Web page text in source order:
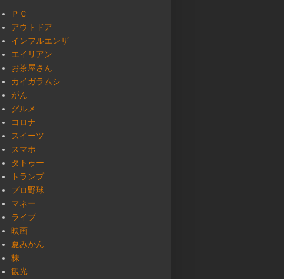
ＰＣ
アウトドア
インフルエンザ
エイリアン
お茶屋さん
カイガラムシ
がん
グルメ
コロナ
スイーツ
スマホ
タトゥー
トランプ
プロ野球
マネー
ライブ
映画
夏みかん
株
観光